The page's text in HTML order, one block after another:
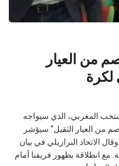
من العيار
لكرة
المغربي، الذي سيواجه
المقبل “خصم من العيار الثقيل” سيؤشر
الاتحاد البرازيلي في بيان
مع انطلاقة بظهور فريقنا أمام
إلى […]